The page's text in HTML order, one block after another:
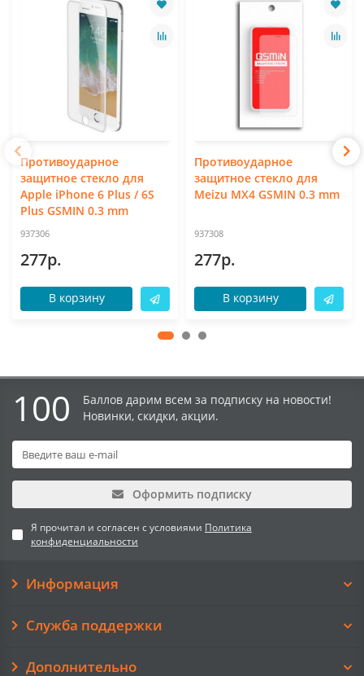
Противоударное
защитное стекло для
Apple iPhone 6 Plus / 6S
Plus GSMIN 0.3 mm
937306
277р.
В корзину
Противоударное
защитное стекло для
Meizu MX4 GSMIN 0.3 mm
937308
277р.
В корзину
100
Баллов дарим всем за подписку на новости!
Новинки, скидки, акции.
Оформить подписку
Я прочитал и согласен с условиями Политика
конфиденциальности
Информация
Служба поддержки
Дополнительно